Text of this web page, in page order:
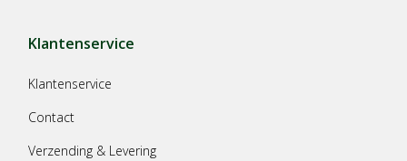
Klantenservice
Klantenservice
Contact
Verzending & Levering